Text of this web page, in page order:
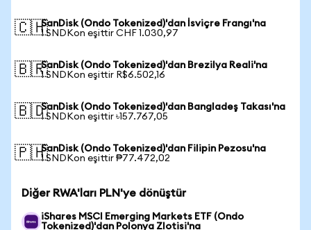
🇨🇭SanDisk (Ondo Tokenized)'dan İsviçre Frangı'na
1 SNDKon eşittir CHF 1.030,97
🇧🇷SanDisk (Ondo Tokenized)'dan Brezilya Reali'na
1 SNDKon eşittir R$6.502,16
🇧🇩SanDisk (Ondo Tokenized)'dan Bangladeş Takası'na
1 SNDKon eşittir ৳157.767,05
🇵🇭SanDisk (Ondo Tokenized)'dan Filipin Pezosu'na
1 SNDKon eşittir ₱77.472,02
Diğer RWA'ları PLN'ye dönüştür
iShares MSCI Emerging Markets ETF (Ondo
Tokenized)'dan Polonya Zlotisi'na